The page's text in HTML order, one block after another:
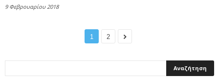
9 Φεβρουαρίου 2018
1 2